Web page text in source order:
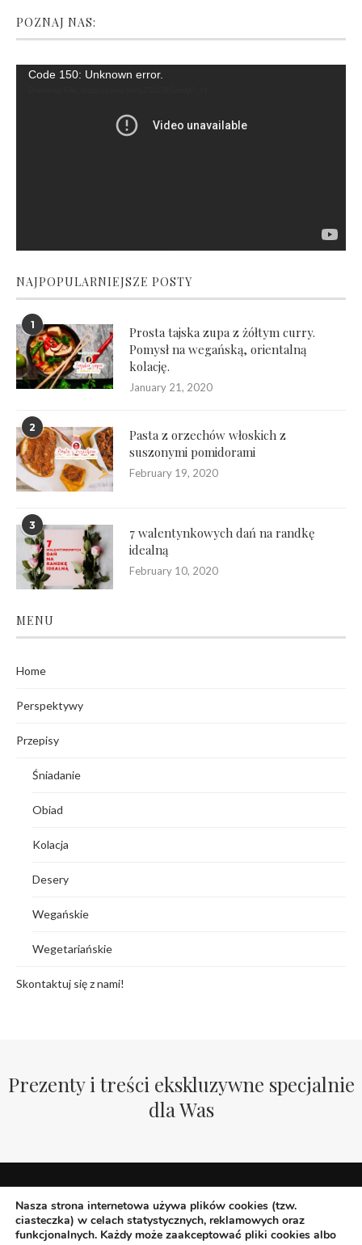
POZNAJ NAS:
Video
Code 150: Unknown error.
NAJPOPULARNIEJSZE POSTY
1
Prosta tajska zupa z żółtym curry.
Pomysł na wegańską, orientalną
kolację.
January 21, 2020
2
Pasta z orzechów włoskich z
suszonymi pomidorami
February 19, 2020
3
7 walentynkowych dań na randkę
idealną
February 10, 2020
MENU
Home
Perspektywy
Przepisy
Śniadanie
Obiad
Kolacja
Desery
Wegańskie
Wegetariańskie
Skontaktuj się z nami!
Prezenty i treści ekskluzywne specjalnie
dla Was
Nasza strona internetowa używa plików cookies (tzw.
ciasteczka) w celach statystycznych, reklamowych oraz
funkcjonalnych. Każdy może zaakceptować pliki cookies albo